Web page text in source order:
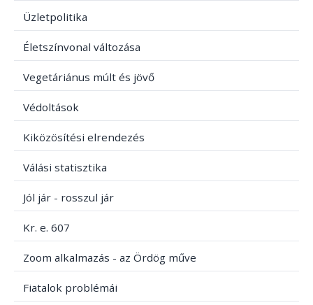
Üzletpolitika
Életszínvonal változása
Vegetáriánus múlt és jövő
Védoltások
Kiközösítési elrendezés
Válási statisztika
Jól jár - rosszul jár
Kr. e. 607
Zoom alkalmazás - az Ördög műve
Fiatalok problémái